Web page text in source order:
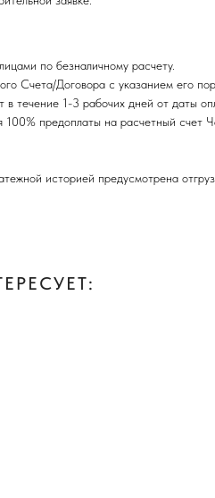
по безналичному расчету.
Счета/Договора с указанием его
течение 1-3 рабочих дней от даты
100% предоплаты на расчетный
историей предусмотрена